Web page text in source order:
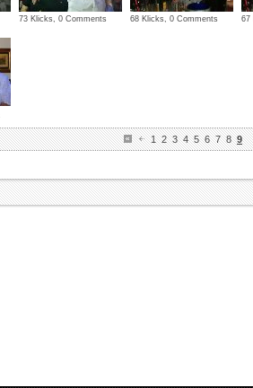
73 Klicks, 0 Comments 68 Klicks, 0 Comments 67
1 2 3 4 5 6 7 8 9